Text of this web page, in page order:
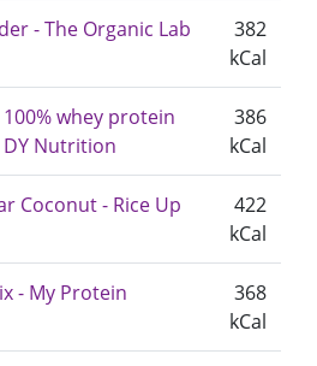
- The Organic Lab
382
kCal
whey protein
Nutrition
386
kCal
Coconut - Rice Up
422
kCal
- My Protein
368
kCal